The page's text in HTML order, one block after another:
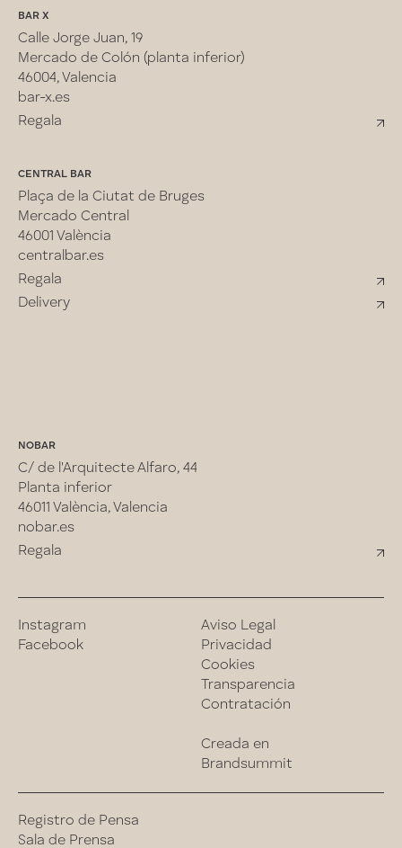
BAR X
Calle Jorge Juan, 19
Mercado de Colón (planta inferior)
46004, Valencia
bar-x.es
Regala
CENTRAL BAR
Plaça de la Ciutat de Bruges
Mercado Central
46001 València
centralbar.es
Regala
Delivery
NOBAR
C/ de l'Arquitecte Alfaro, 44
Planta inferior
46011 València, Valencia
nobar.es
Regala
Instagram
Facebook
Aviso Legal
Privacidad
Cookies
Transparencia
Contratación
Creada en
Brandsummit
Registro de Pensa
Sala de Prensa